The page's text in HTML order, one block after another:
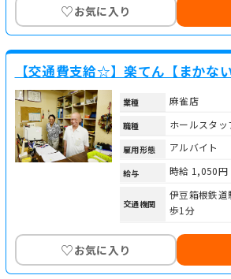
♡お気に入り
【交通費支給☆】楽てん【まかな
業種 麻雀店
職種 ホールスタッ
雇用形態 アルバイト
給与 時給 1,050円
交通機関
伊豆箱根鉄
歩1分
♡お気に入り